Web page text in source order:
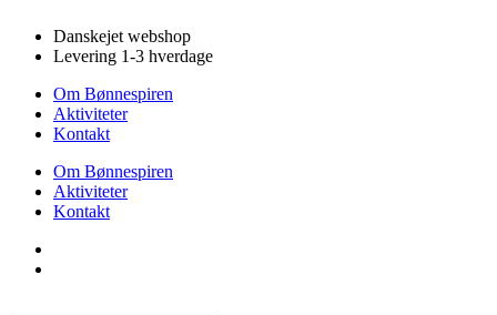
indhold
Danskejet webshop
Levering 1-3 hverdage
Om Bønnespiren
Aktiviteter
Kontakt
Om Bønnespiren
Aktiviteter
Kontakt